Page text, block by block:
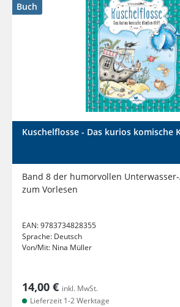
Buch
Kuschelflosse - Das kurios komische
Band 8 der humorvollen
zum Vorlesen
EAN:9783734828355
Sprache: Deutsch
Von/Mit: Nina Müller
14,00 € inkl. MwSt.
Lieferzeit 1-2 Werktage